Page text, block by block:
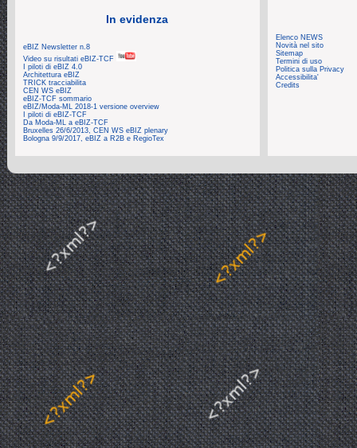
In evidenza
eBIZ Newsletter n.8
Video su risultati eBIZ-TCF
I piloti di eBIZ 4.0
Architettura eBIZ
TRICK tracciabilita
CEN WS eBIZ
eBIZ-TCF sommario
eBIZ/Moda-ML 2018-1 versione overview
I piloti di eBIZ-TCF
Da Moda-ML a eBIZ-TCF
Bruxelles 26/6/2013, CEN WS eBIZ plenary
Bologna 9/9/2017, eBIZ a R2B e RegioTex
Elenco NEWS
Novità nel sito
Sitemap
Termini di uso
Politica sulla Privacy
Accessibilita'
Credits